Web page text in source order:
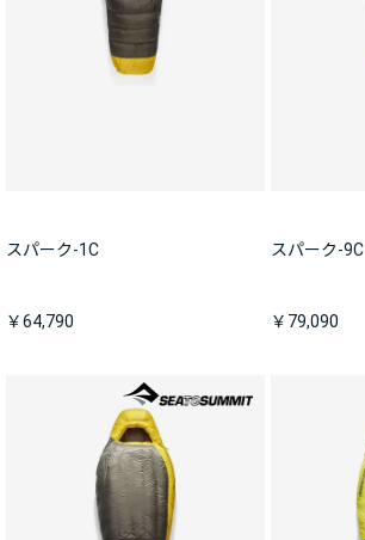
スパーク-1C
￥64,790
スパーク-9C
￥79,090